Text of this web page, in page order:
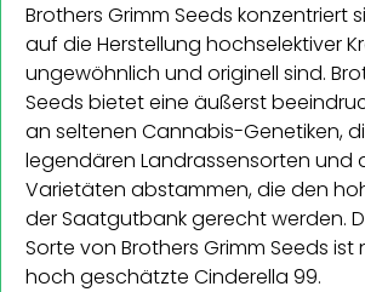
Brothers Grimm Seeds konzentriert
auf die Herstellung hochselektiver
ungewöhnlich und originell sind.
Seeds bietet eine äußerst
an seltenen Cannabis-Genetiken,
legendären Landrassensorten und
Varietäten abstammen, die den
der Saatgutbank gerecht werden.
Sorte von Brothers Grimm Seeds ist
hoch geschätzte Cinderella 99.